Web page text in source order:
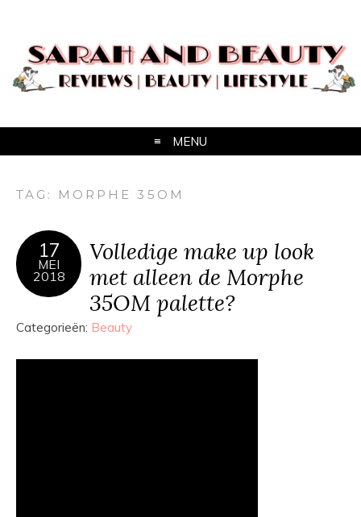
MENU
TAG: MORPHE 35OM
17
MEI
2018
Volledige make up look
met alleen de Morphe
35OM palette?
Categorieën: Beauty